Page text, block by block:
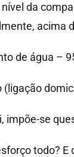
da
acima
de água –
(ligação
impõe-se
todo?